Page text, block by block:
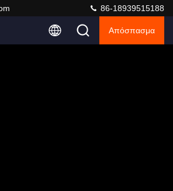
86-18939515188
Απόσπασμα